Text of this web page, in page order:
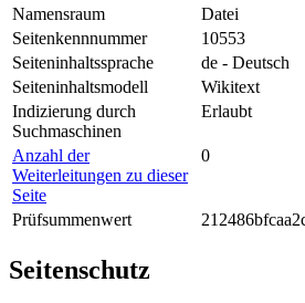
Namensraum
Datei
Seitenkennnummer
10553
Seiteninhaltssprache
de - Deutsch
Seiteninhaltsmodell
Wikitext
Indizierung durch
Suchmaschinen
Erlaubt
Anzahl der
Weiterleitungen zu dieser
Seite
0
Prüfsummenwert
Seitenschutz